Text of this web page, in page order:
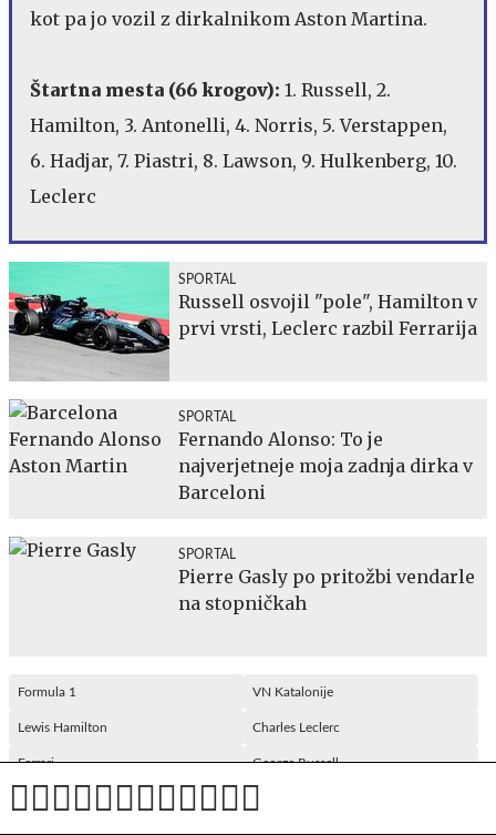
kot pa jo vozil z dirkalnikom Aston Martina.
Štartna mesta (66 krogov): 1. Russell, 2.
Hamilton, 3. Antonelli, 4. Norris, 5. Verstappen,
6. Hadjar, 7. Piastri, 8. Lawson, 9. Hulkenberg, 10.
Leclerc
SPORTAL
Russell osvojil "pole", Hamilton v
prvi vrsti, Leclerc razbil Ferrarija
SPORTAL
Fernando Alonso: To je
najverjetneje moja zadnja dirka v
Barceloni
SPORTAL
Pierre Gasly po pritožbi vendarle
na stopničkah
Formula 1 VN Katalonije
Lewis Hamilton Charles Leclerc
Ferrari George Russell